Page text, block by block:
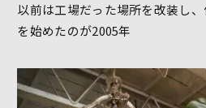
以前は工場だった場所を改装し
を始めたのが2005年